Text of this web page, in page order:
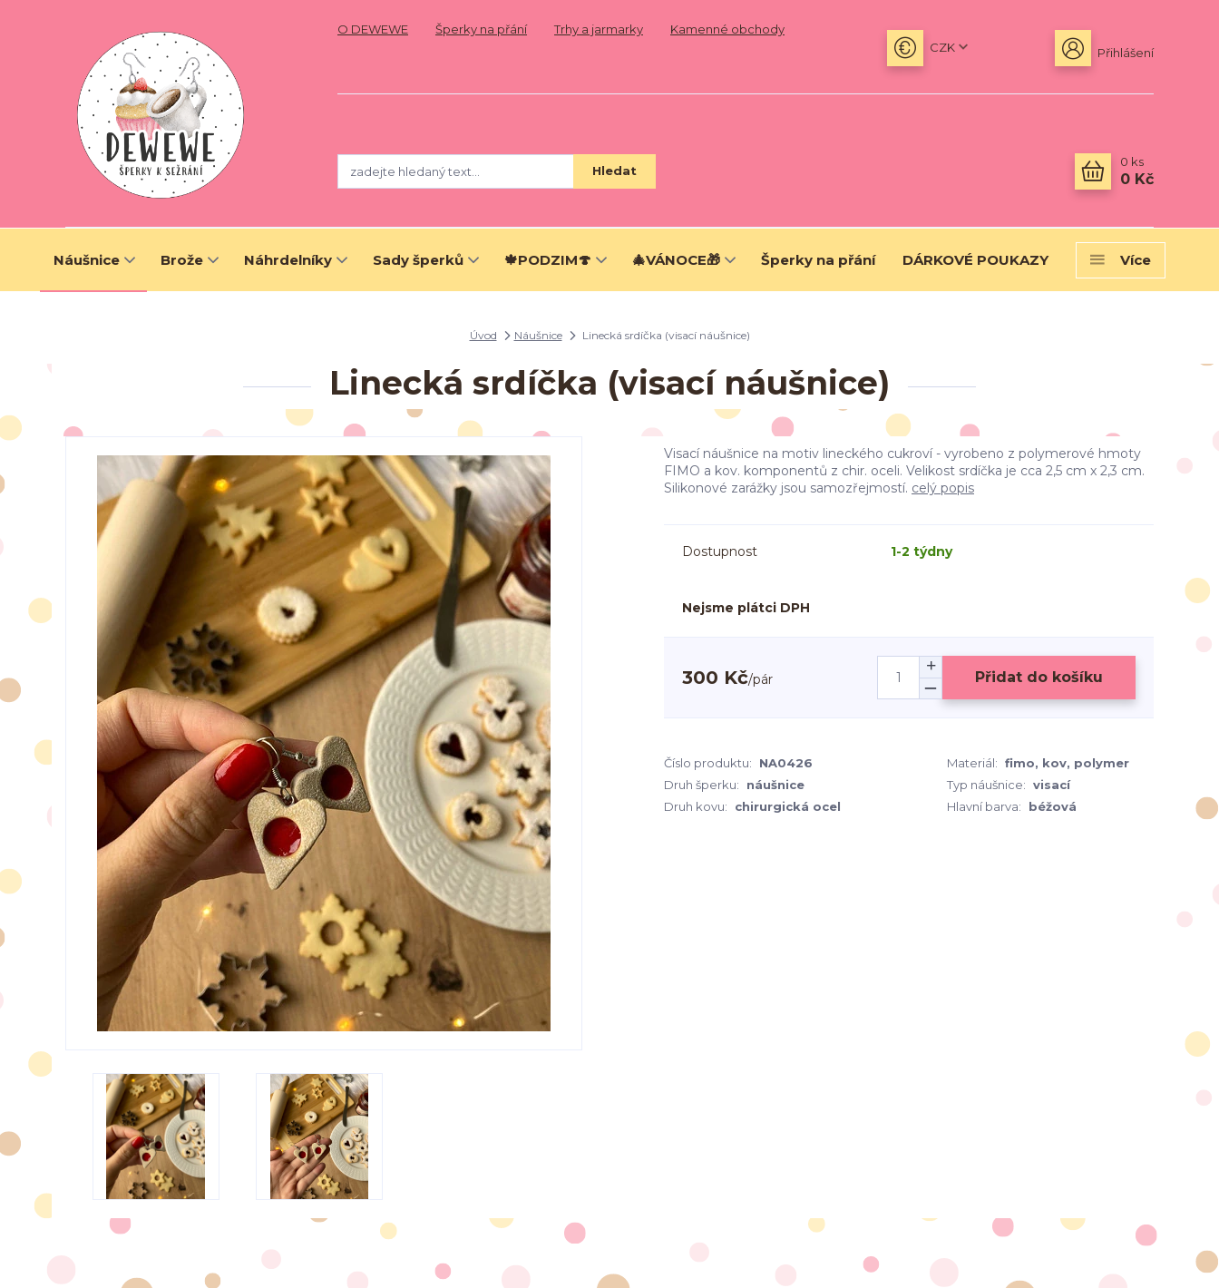
O DEWEWE Šperky na přání Trhy a jarmarky
Kamenné obchody
CZK
Přihlášení
Hledat
0 ks
0 Kč
Náušnice Brože Náhrdelníky Sady šperků 🍁PODZIM🍄 🎄VÁNOCE🎁 Šperky na přání DÁRKOVÉ POUKAZY Více
Úvod Náušnice Linecká srdíčka (visací náušnice)
Linecká srdíčka (visací náušnice)
Visací náušnice na motiv lineckého cukroví - vyrobeno z polymerové hmoty
FIMO a kov. komponentů z chir. oceli. Velikost srdíčka je cca 2,5 cm x 2,3 cm.
Silikonové zarážky jsou samozřejmostí. celý popis
Dostupnost 1-2 týdny
Nejsme plátci DPH
300 Kč/pár Přidat do košíku
Číslo produktu: NA0426 Materiál: fimo, kov, polymer
Druh šperku:
náušnice Typ náušnice: visací
Druh kovu:
chirurgická ocel Hlavní barva: béžová